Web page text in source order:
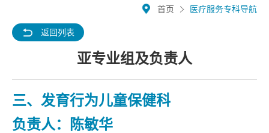
首页 医疗服务专科导航
返回列表
亚专业组及负责人
三、发育行为儿童保健科
负责人：陈敏华